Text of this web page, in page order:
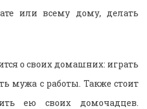
или всему дому, делать
о своих домашних: играть
мужа с работы. Также стоит
ею своих домочадцев.